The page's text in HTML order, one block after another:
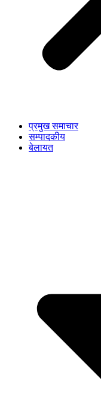
प्रमुख समाचार
सम्पादकीय
बेलायत